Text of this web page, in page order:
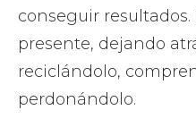
conseguir
presente, dejando
reciclándolo,
perdonándolo.